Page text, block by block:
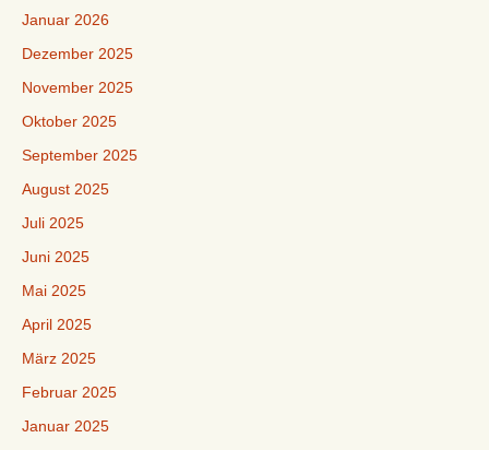
Januar 2026
Dezember 2025
November 2025
Oktober 2025
September 2025
August 2025
Juli 2025
Juni 2025
Mai 2025
April 2025
März 2025
Februar 2025
Januar 2025